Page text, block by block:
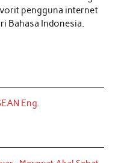
pengguna internet
Bahasa Indonesia.
Eng.